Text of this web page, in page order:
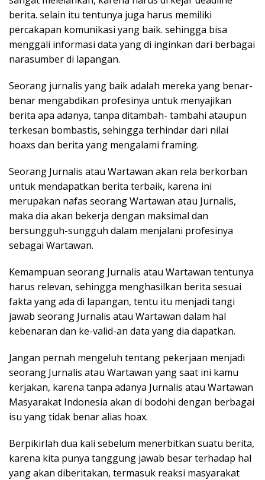
berita. selain itu tentunya juga harus memiliki
percakapan komunikasi yang baik. sehingga bisa
menggali informasi data yang di inginkan dari berbagai
narasumber di lapangan.
Seorang jurnalis yang baik adalah mereka yang benar-
benar mengabdikan profesinya untuk menyajikan
berita apa adanya, tanpa ditambah- tambahi ataupun
terkesan bombastis, sehingga terhindar dari nilai
hoaxs dan berita yang mengalami framing.
Seorang Jurnalis atau Wartawan akan rela berkorban
untuk mendapatkan berita terbaik, karena ini
merupakan nafas seorang Wartawan atau Jurnalis,
maka dia akan bekerja dengan maksimal dan
bersungguh-sungguh dalam menjalani profesinya
sebagai Wartawan.
Kemampuan seorang Jurnalis atau Wartawan tentunya
harus relevan, sehingga menghasilkan berita sesuai
fakta yang ada di lapangan, tentu itu menjadi tangi
jawab seorang Jurnalis atau Wartawan dalam hal
kebenaran dan ke-valid-an data yang dia dapatkan.
Jangan pernah mengeluh tentang pekerjaan menjadi
seorang Jurnalis atau Wartawan yang saat ini kamu
kerjakan, karena tanpa adanya Jurnalis atau Wartawan
Masyarakat Indonesia akan di bodohi dengan berbagai
isu yang tidak benar alias hoax.
Berpikirlah dua kali sebelum menerbitkan suatu berita,
karena kita punya tanggung jawab besar terhadap hal
yang akan diberitakan, termasuk reaksi masyarakat